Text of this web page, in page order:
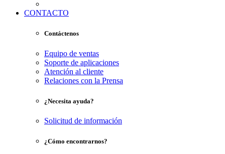
CONTACTO
Contáctenos
Equipo de ventas
Soporte de aplicaciones
Atención al cliente
Relaciones con la Prensa
¿Necesita ayuda?
Solicitud de información
¿Cómo encontrarnos?